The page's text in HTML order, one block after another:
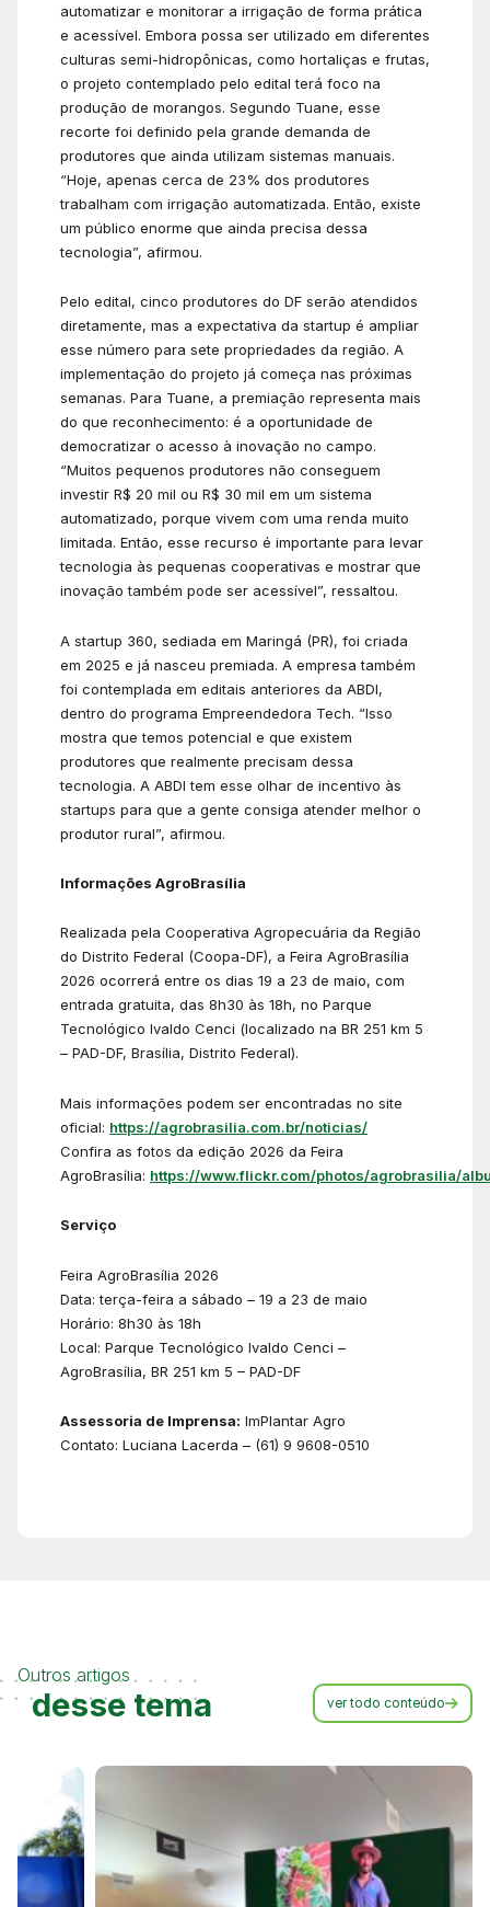
automatizar e monitorar a irrigação de forma prática
e acessível. Embora possa ser utilizado em diferentes
culturas semi-hidropônicas, como hortaliças e frutas,
o projeto contemplado pelo edital terá foco na
produção de morangos. Segundo Tuane, esse
recorte foi definido pela grande demanda de
produtores que ainda utilizam sistemas manuais.
“Hoje, apenas cerca de 23% dos produtores
trabalham com irrigação automatizada. Então, existe
um público enorme que ainda precisa dessa
tecnologia”, afirmou.
Pelo edital, cinco produtores do DF serão atendidos
diretamente, mas a expectativa da startup é ampliar
esse número para sete propriedades da região. A
implementação do projeto já começa nas próximas
semanas. Para Tuane, a premiação representa mais
do que reconhecimento: é a oportunidade de
democratizar o acesso à inovação no campo.
“Muitos pequenos produtores não conseguem
investir R$ 20 mil ou R$ 30 mil em um sistema
automatizado, porque vivem com uma renda muito
limitada. Então, esse recurso é importante para levar
tecnologia às pequenas cooperativas e mostrar que
inovação também pode ser acessível”, ressaltou.
A startup 360, sediada em Maringá (PR), foi criada
em 2025 e já nasceu premiada. A empresa também
foi contemplada em editais anteriores da ABDI,
dentro do programa Empreendedora Tech. “Isso
mostra que temos potencial e que existem
produtores que realmente precisam dessa
tecnologia. A ABDI tem esse olhar de incentivo às
startups para que a gente consiga atender melhor o
produtor rural”, afirmou.
Informações AgroBrasília
Realizada pela Cooperativa Agropecuária da Região
do Distrito Federal (Coopa-DF), a Feira AgroBrasília
2026 ocorrerá entre os dias 19 a 23 de maio, com
entrada gratuita, das 8h30 às 18h, no Parque
Tecnológico Ivaldo Cenci (localizado na BR 251 km 5
– PAD-DF, Brasília, Distrito Federal).
Mais informações podem ser encontradas no site
oficial: https://agrobrasilia.com.br/noticias/
Confira as fotos da edição 2026 da Feira
AgroBrasília: https://www.flickr.com/photos/agrobrasilia/
Serviço
Feira AgroBrasília 2026
Data: terça-feira a sábado – 19 a 23 de maio
Horário: 8h30 às 18h
Local: Parque Tecnológico Ivaldo Cenci –
AgroBrasília, BR 251 km 5 – PAD-DF
Assessoria de Imprensa: ImPlantar Agro
Contato: Luciana Lacerda – (61) 9 9608-0510
Outros artigos
desse tema ver todo conteúdo